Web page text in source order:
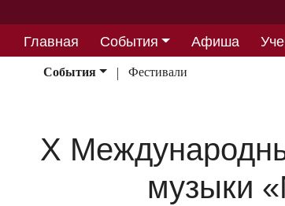
Главная События Афиша
Партнерство
События Фестивали
Х
музыки